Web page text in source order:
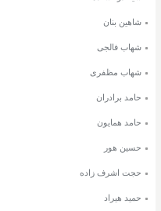
شاهین بنان
شهاب فالجی
شهاب مظفری
حامد برادران
حامد همایون
حسین هور
حجت اشرف زاده
حمید هیراد